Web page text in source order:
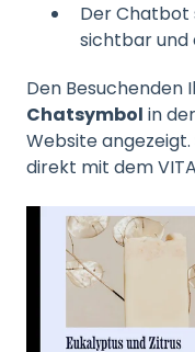
Der Chatbot
sichtbar und
Den Besuchenden
Chatsymbol in
Website
direkt mit dem